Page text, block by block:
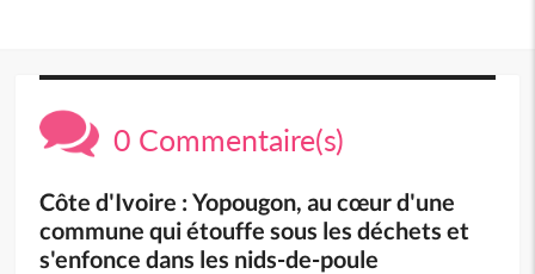
0 Commentaire(s)
Côte d'Ivoire : Yopougon, au cœur d'une
commune qui étouffe sous les déchets et
s'enfonce dans les nids-de-poule